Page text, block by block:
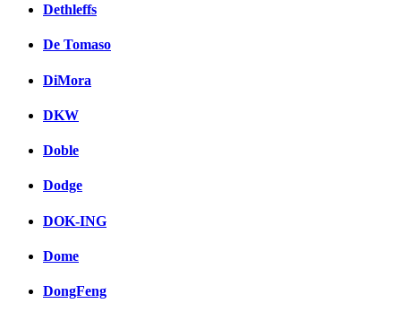
Dethleffs
De Tomaso
DiMora
DKW
Doble
Dodge
DOK-ING
Dome
DongFeng